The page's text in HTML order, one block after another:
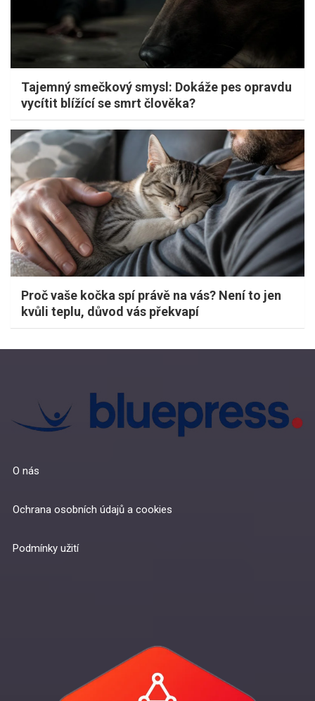
Tajemný smečkový smysl: Dokáže pes opravdu
vycítit blížící se smrt člověka?
Proč vaše kočka spí právě na vás? Není to jen
kvůli teplu, důvod vás překvapí
O nás
Ochrana osobních údajů a cookies
Podmínky užití